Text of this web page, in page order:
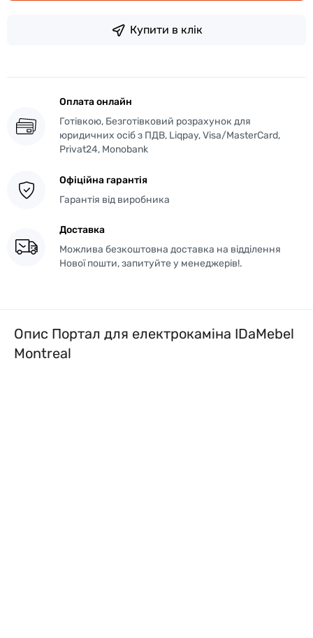
Купити в клік
Оплата онлайн
Готівкою, Безготівковий розрахунок для
юридичних осіб з ПДВ, Liqpay, Visa/MasterCard,
Privat24, Monobank
Офіційна гарантія
Гарантія від виробника
Доставка
Можлива безкоштовна доставка на відділення
Нової пошти, запитуйте у менеджерів!.
Опис Портал для електрокаміна IDaMebel
Montreal